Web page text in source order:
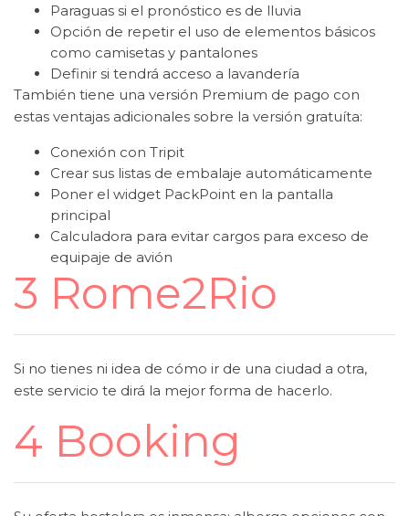
Paraguas si el pronóstico es de lluvia
Opción de repetir el uso de elementos básicos
como camisetas y pantalones
Definir si tendrá acceso a lavandería
También tiene una versión Premium de pago con
estas ventajas adicionales sobre la versión gratuíta:
Conexión con Tripit
Crear sus listas de embalaje automáticamente
Poner el widget PackPoint en la pantalla
principal
Calculadora para evitar cargos para exceso de
equipaje de avión
3 Rome2Rio
Si no tienes ni idea de cómo ir de una ciudad a otra,
este servicio te dirá la mejor forma de hacerlo.
4 Booking